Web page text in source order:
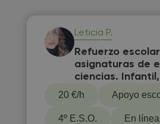
Leticia P.
Refuerzo escolar
asignaturas de
ciencias. Infantil,
Bachillerato,
20 €/h Apoyo
4º E.S.O.
En línea